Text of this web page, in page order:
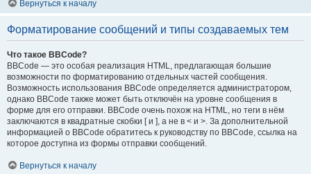
Вернуться к началу
Форматирование сообщений и типы создаваемых тем
Что такое BBCode?
BBCode — это особая реализация HTML, предлагающая большие
возможности по форматированию отдельных частей сообщения.
Возможность использования BBCode определяется администратором,
однако BBCode также может быть отключён на уровне сообщения в
форме для его отправки. BBCode очень похож на HTML, но теги в нём
заключаются в квадратные скобки [ и ], а не в < и >. За дополнительной
информацией о BBCode обратитесь к руководству по BBCode, ссылка на
которое доступна из формы отправки сообщений.
Вернуться к началу